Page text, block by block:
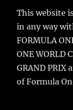
This website
in any way
FORMULA
ONE WORLD
GRAND PRIX
of Formula